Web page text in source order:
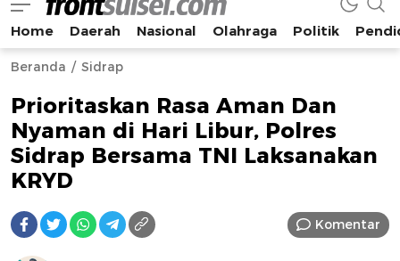
Frontsulsel.com
Terdepan Mengabarkan dari Sulawesi Selatan
Home Daerah Nasional Olahraga Politik
Beranda Sidrap
Prioritaskan Rasa Aman Dan
Nyaman di Hari Libur, Polres
Sidrap Bersama TNI Laksanakan
KRYD
Komentar